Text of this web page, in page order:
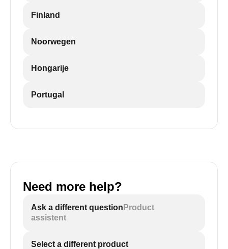
Finland
Noorwegen
Hongarije
Portugal
Need more help?
Ask a different question Product
assistent
Select a different product